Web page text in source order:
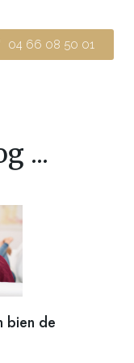
04 66 08 50 01
...
bien de